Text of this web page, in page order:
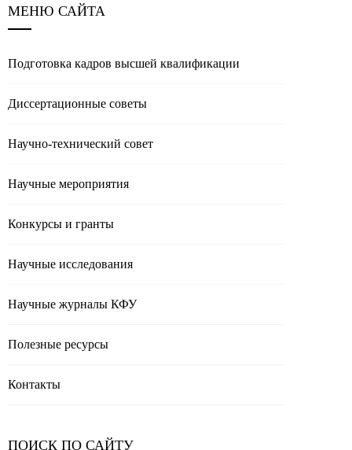
МЕНЮ САЙТА
Подготовка кадров высшей квалификации
Диссертационные советы
Научно-технический совет
Научные мероприятия
Конкурсы и гранты
Научные исследования
Научные журналы КФУ
Полезные реcурсы
Контакты
ПОИСК ПО САЙТУ